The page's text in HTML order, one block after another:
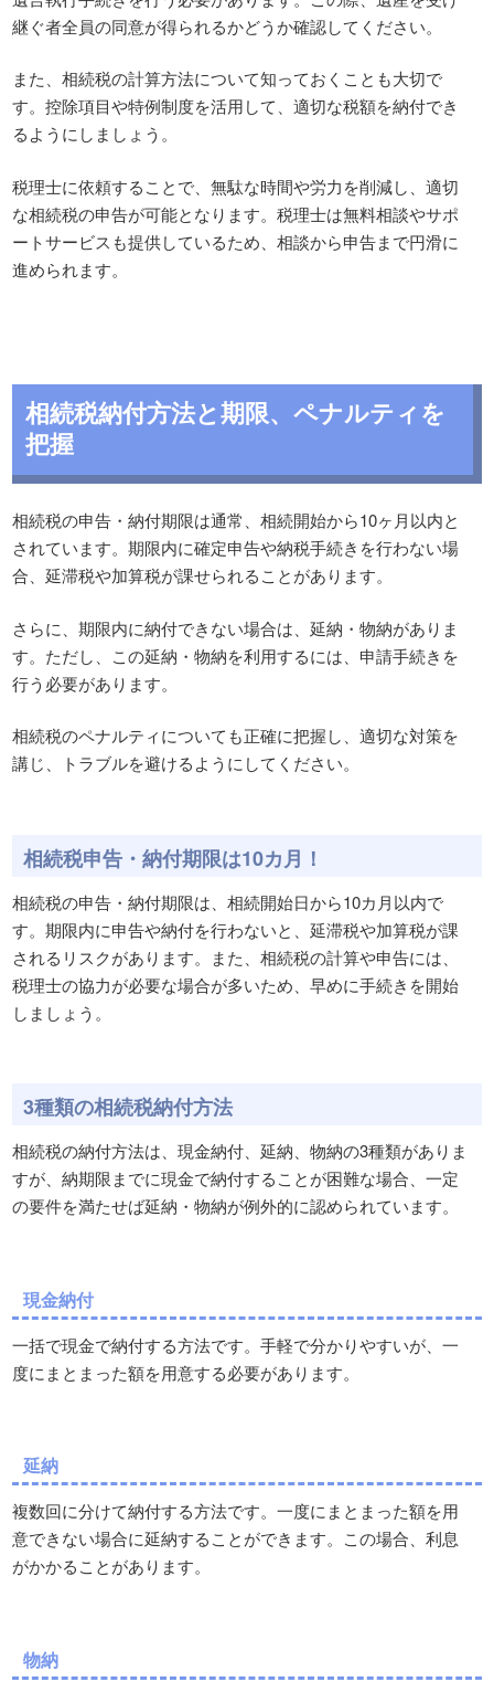
継ぐ者全員の同意が得られるかどうか確認してください。
また、相続税の計算方法について知っておくことも大切で
す。控除項目や特例制度を活用して、適切な税額を納付でき
るようにしましょう。
税理士に依頼することで、無駄な時間や労力を削減し、適切
な相続税の申告が可能となります。税理士は無料相談やサポ
ートサービスも提供しているため、相談から申告まで円滑に
進められます。
相続税納付方法と期限、ペナルティを
把握
相続税の申告・納付期限は通常、相続開始から10ヶ月以内と
されています。期限内に確定申告や納税手続きを行わない場
合、延滞税や加算税が課せられることがあります。
さらに、期限内に納付できない場合は、延納・物納がありま
す。ただし、この延納・物納を利用するには、申請手続きを
行う必要があります。
相続税のペナルティについても正確に把握し、適切な対策を
講じ、トラブルを避けるようにしてください。
相続税申告・納付期限は10カ月！
相続税の申告・納付期限は、相続開始日から10カ月以内で
す。期限内に申告や納付を行わないと、延滞税や加算税が課
されるリスクがあります。また、相続税の計算や申告には、
税理士の協力が必要な場合が多いため、早めに手続きを開始
しましょう。
3種類の相続税納付方法
相続税の納付方法は、現金納付、延納、物納の3種類がありま
すが、納期限までに現金で納付することが困難な場合、一定
の要件を満たせば延納・物納が例外的に認められています。
現金納付
一括で現金で納付する方法です。手軽で分かりやすいが、一
度にまとまった額を用意する必要があります。
延納
複数回に分けて納付する方法です。一度にまとまった額を用
意できない場合に延納することができます。この場合、利息
がかかることがあります。
物納